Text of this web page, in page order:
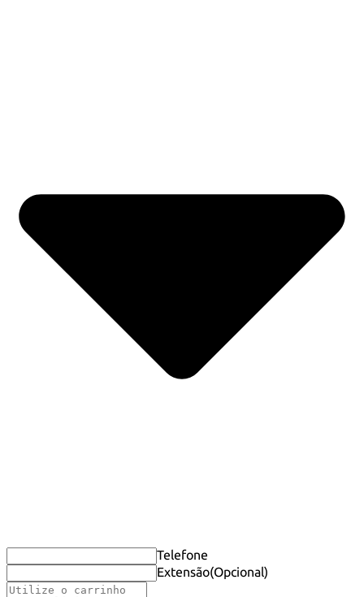
Telefone
Extensão(Opcional)